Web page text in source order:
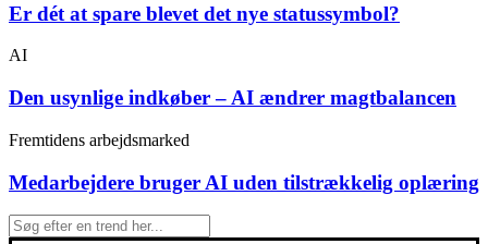
Er dét at spare blevet det nye statussymbol?
AI
Den usynlige indkøber – AI ændrer magtbalancen
Fremtidens arbejdsmarked
Medarbejdere bruger AI uden tilstrækkelig oplæring